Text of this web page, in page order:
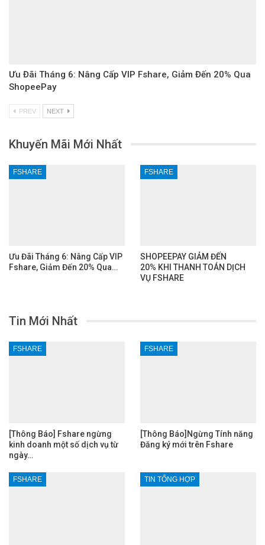
Ưu Đãi Tháng 6: Nâng Cấp VIP Fshare, Giảm Đến 20% Qua
ShopeePay
PREV NEXT
Khuyến Mãi Mới Nhất
FSHARE
Ưu Đãi Tháng 6: Nâng Cấp VIP
Fshare, Giảm Đến 20% Qua…
FSHARE
SHOPEEPAY GIẢM ĐẾN
20% KHI THANH TOÁN DỊCH
VỤ FSHARE
Tin Mới Nhất
FSHARE
[Thông Báo] Fshare ngừng
kinh doanh một số dịch vụ từ
ngày…
FSHARE
[Thông Báo]Ngừng Tính năng
Đăng ký mới trên Fshare
FSHARE TIN TỔNG HỢP